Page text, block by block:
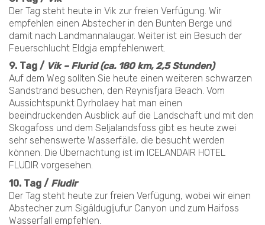
Der Tag steht heute in Vik zur freien Verfügung. Wir
empfehlen einen Abstecher in den Bunten Berge und
damit nach Landmannalaugar. Weiter ist ein Besuch der
Feuerschlucht Eldgja empfehlenwert.
9. Tag / Vik – Flurid (ca. 180 km, 2,5 Stunden)
Auf dem Weg sollten Sie heute einen weiteren schwarzen
Sandstrand besuchen, den Reynisfjara Beach. Vom
Aussichtspunkt Dyrholaey hat man einen
beeindruckenden Ausblick auf die Landschaft und mit den
Skogafoss und dem Seljalandsfoss gibt es heute zwei
sehr sehenswerte Wasserfälle, die besucht werden
können. Die Übernachtung ist im ICELANDAIR HOTEL
FLUDIR vorgesehen.
10. Tag / Fludir
Der Tag steht heute zur freien Verfügung, wobei wir einen
Abstecher zum Sigäldugljufur Canyon und zum Haifoss
Wasserfall empfehlen.